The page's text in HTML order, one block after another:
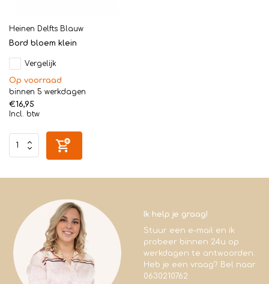
Heinen Delfts Blauw
Bord bloem klein
Vergelijk
Op voorraad
binnen 5 werkdagen
€16,95
Incl. btw
Ik help je graag!
Stuur een e-mail en ik
probeer binnen 24u op
werkdagen te antwoorden.
Heb je een vraag? Bel naar
0630210762